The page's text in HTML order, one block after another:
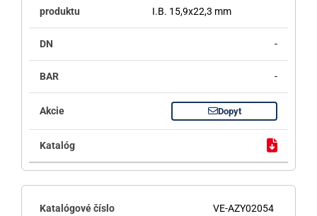
I.B. 15,9x22,3 mm
-
-
Dopyt
VE-AZY02054